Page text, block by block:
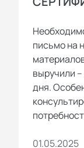
письмо на
выручили
дня.
01.05.2025